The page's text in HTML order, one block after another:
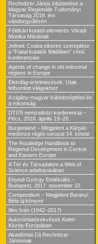
Rechnitzer János kitüntetése a
Magyar Regionális Tudományi
Társaság 2018. évi
vándorgyűlésén
Főtitkári kutatói elismerés Váradi
Monika Máriának
Jelinek Csaba sikeres szereplése
a "Fiatal kutatók félidőben" című
konferencián
Agents of change in old industrial
regions in Europe
Életvilág-értelmezések: Utak
felbomlott világokhoz
A cigány-magyar különbségtétel és
a rokonság
DTI75 nemzetközi konferencia –
Pécs, 2018. április 19–20.
Burgenland – Megjelent a Kárpát-
medence régiói sorozat 14. kötete
The Routledge Handbook to
Regional Development in Central
and Eastern Europe
A Tér és Társadalom a Web of
Science adatbázisában
Enyedi György Emlékülés –
Budapest, 2017. november 22.
Compendium – Megjelent Baranyi
Béla új könyve
Illés Iván (1942–2017)
Autonómiatörekvések Kelet-
Közép-Európában
Akadémiai Díj Rechnitzer
Jánosnak